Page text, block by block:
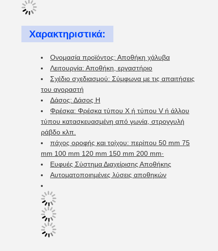
Χαρακτηριστικά:
Ονομασία προϊόντος: Αποθήκη χάλυβα
Λειτουργία: Αποθήκη, εργαστήριο
Σχέδιο σχεδιασμού: Σύμφωνα με τις απαιτήσεις
του αγοραστή
Δάσος: Δάσος H
Φρέσκα: Φρέσκα τύπου X ή τύπου V ή άλλου
τύπου κατασκευασμένη από γωνία, στρογγυλή
ράβδο κλπ.
πάχος οροφής και τοίχου: περίπου 50 mm 75
mm 100 mm 120 mm 150 mm 200 mm·
Ευφυές Σύστημα Διαχείρισης Αποθήκης
Αυτοματοποιημένες λύσεις αποθηκών